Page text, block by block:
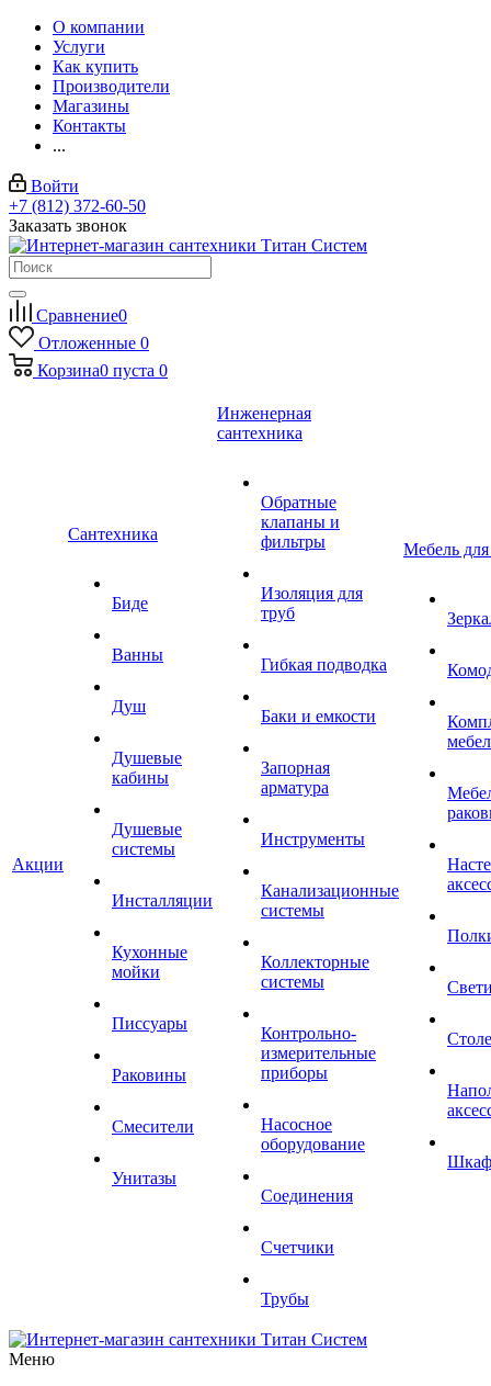
О компании
Услуги
Как купить
Производители
Магазины
Контакты
...
Войти
+7 (812) 372-60-50
Заказать звонок
Сравнение0
Отложенные 0
Корзина0 пуста 0
Акции
Сантехника
Биде
Ванны
Душ
Душевые
кабины
Душевые
системы
Инсталляции
Кухонные
мойки
Писсуары
Раковины
Смесители
Унитазы
Инженерная
сантехника
Обратные
клапаны и
фильтры
Изоляция для
труб
Гибкая подводка
Баки и емкости
Запорная
арматура
Инструменты
Канализационные
системы
Коллекторные
системы
Контрольно-
измерительные
приборы
Насосное
оборудование
Соединения
Счетчики
Трубы
Мебель
Меню